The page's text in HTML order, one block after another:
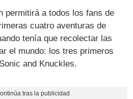
permitirá a todos los fans de
cuatro aventuras de
tenía que recolectar las
el mundo: los tres primeros
and Knuckles.